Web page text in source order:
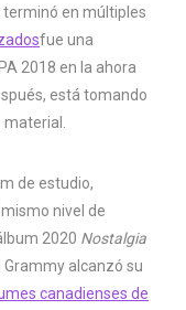
terminó en múltiples
fue una
2018 en la ahora
está tomando
de estudio,
nivel de
2020 Nostalgia
alcanzó su
canadienses de